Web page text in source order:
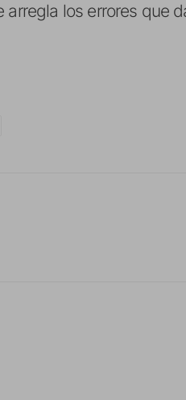
los errores que